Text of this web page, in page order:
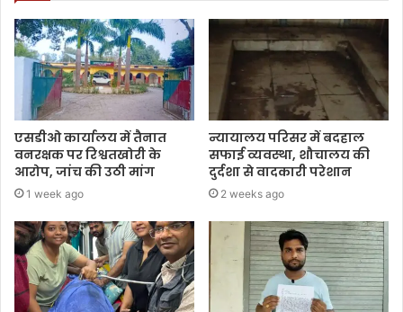
एसडीओ कार्यालय में तैनात
वनरक्षक पर रिश्वतखोरी के
आरोप, जांच की उठी मांग
1 week ago
न्यायालय परिसर में बदहाल
सफाई व्यवस्था, शौचालय की
दुर्दशा से वादकारी परेशान
2 weeks ago